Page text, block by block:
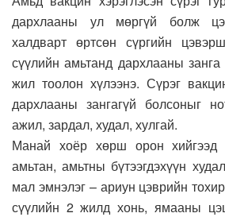
дархлааны ул мөргүй болж
халдварт өртсөн сүргийн
сүүлийн амьтанд дархлааны
жил тоолон хүлээнэ. Сүрэг
дархлааны зангагүй болсоныг
ажил, зардал, худал, хулгай.
Манай хоёр хөрш орон хийгээд
амьтан, амьтны бүтээгдэхүүн
мал эмнэлэг – ариун цэврийн
сүүлийн 2 жилд хонь, ямааны